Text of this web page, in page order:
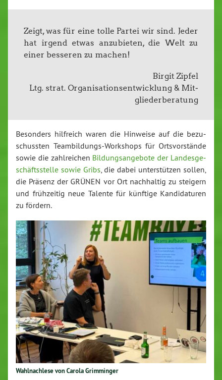
Zeigt, was für eine tolle Partei wir sind. Jeder
hat irgend etwas an­zu­bie­ten, die Welt zu
einer besseren zu machen!
Birgit Zipfel
Ltg. strat. Or­ga­ni­sa­ti­ons­ent­wick­lung & Mit­
glie­der­be­ra­tung
Besonders hilfreich waren die Hinweise auf die be­zu­
schuss­ten Team­bil­dungs-Work­shops für Orts­vor­stän­de
sowie die zahl­rei­chen Bil­dungs­an­ge­bo­te der Lan­des­ge­
schäfts­stel­le sowie Gribs , die dabei un­ter­stüt­zen sollen,
die Präsenz der GRÜNEN vor Ort nach­hal­tig zu steigern
und früh­zei­tig neue Talente für künftige Kan­di­da­tu­ren
zu fördern.
Wahl­nach­le­se von Carola Grim­min­ger